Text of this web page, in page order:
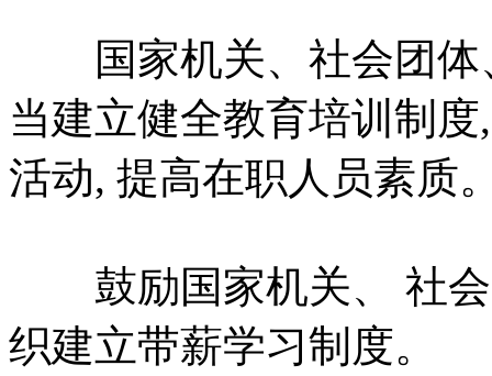
国家机关、社会团体
当建立健全教育培训制
活动, 提高在职人员素质
鼓励国家机关、 社会
织建立带薪学习制度。